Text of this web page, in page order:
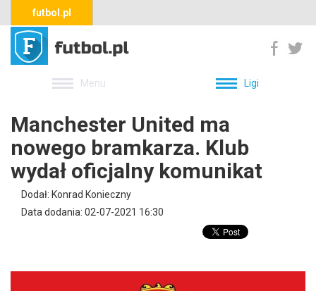
futbol.pl
Menu Ligi
Manchester United ma
nowego bramkarza. Klub
wydał oficjalny komunikat
Dodał: Konrad Konieczny
Data dodania: 02-07-2021 16:30